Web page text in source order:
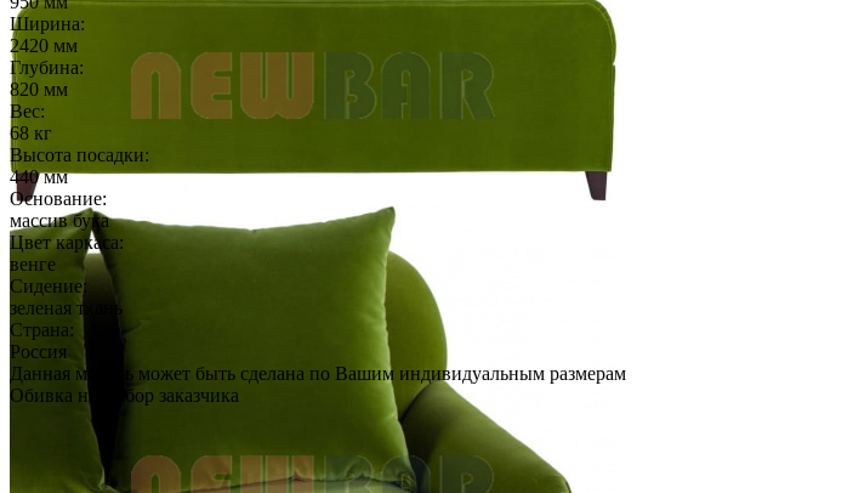
Ширина:
2420 мм
Глубина:
820 мм
Вес:
68 кг
Высота посадки:
440 мм
Основание:
массив бука
Цвет каркаса:
венге
Сидение:
зеленая ткань
Страна:
Россия
Данная модель может быть сделана по Вашим индивидуальным размерам
Обивка на выбор заказчика